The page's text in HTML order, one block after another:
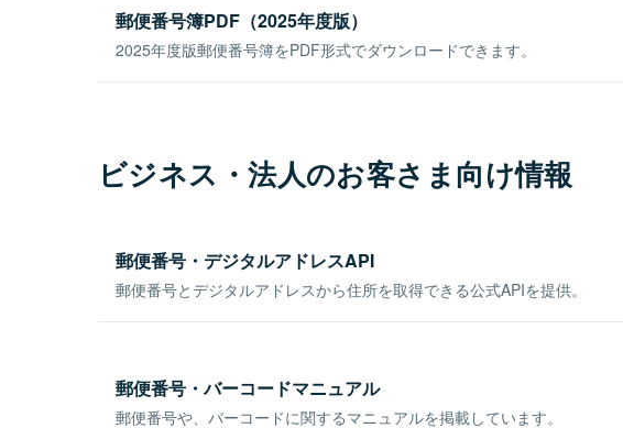
郵便番号簿PDF（2025年度版）
2025年度版郵便番号簿をPDF形式でダウンロードできます。
ビジネス・法人のお客さま向け情報
郵便番号・デジタルアドレスAPI
郵便番号とデジタルアドレスから住所を取得できる公式APIを提供。
郵便番号・バーコードマニュアル
郵便番号や、バーコードに関するマニュアルを掲載しています。